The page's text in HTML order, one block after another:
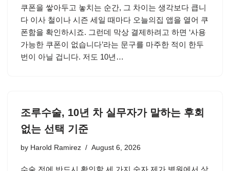
쿠폰을 쌓아두고 놓치는 순간, 그 차이는 생각보다 큽니
다 이사 철이나 시즌 세일 때마다 오늘의집 앱을 열어 쿠
폰함을 확인하시죠. 그런데 막상 결제하려고 하면 ‘사용
가능한 쿠폰이 없습니다’라는 문구를 마주한 적이 한두
번이 아닐 겁니다. 저도 10년…
조루수술, 10년 차 실무자가 말하는 후회
없는 선택 기준
by Harold Ramirez August 6, 2026
수술 전에 반드시 확인할 세 가지 숫자 제가 병원에서 상